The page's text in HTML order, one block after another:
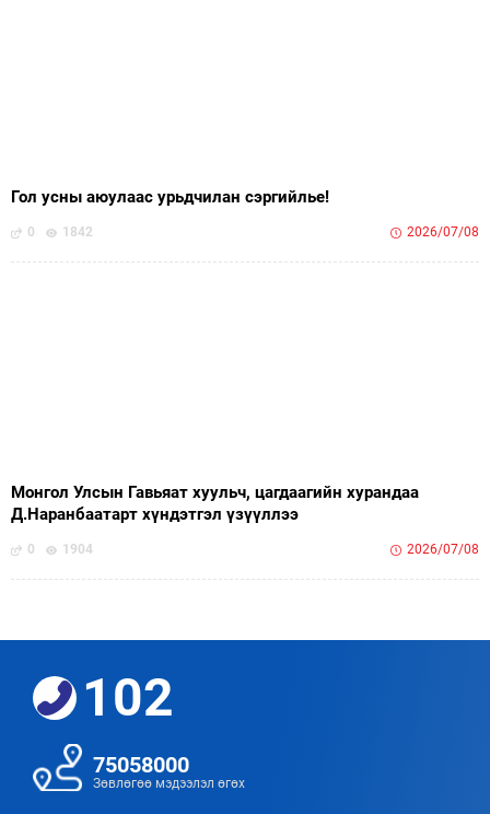
Гол усны аюулаас урьдчилан сэргийлье!
0 1842 2026/07/08
Монгол Улсын Гавьяат хуульч, цагдаагийн хурандаа
Д.Наранбаатарт хүндэтгэл үзүүллээ
0 1904 2026/07/08
102
75058000
Зөвлөгөө мэдээлэл өгөх